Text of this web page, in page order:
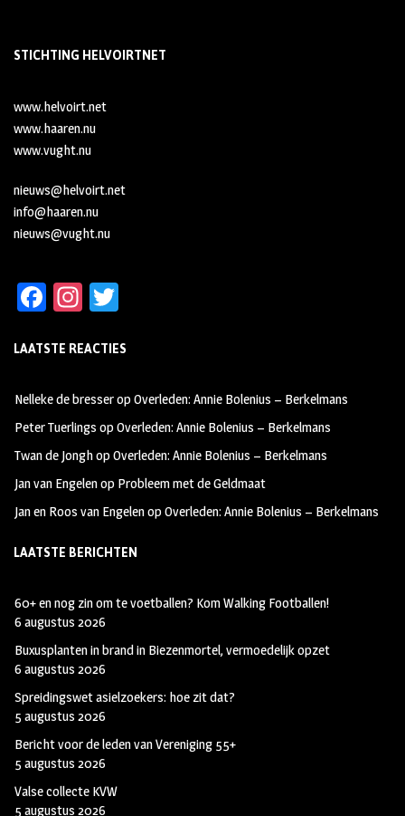
STICHTING HELVOIRTNET
www.helvoirt.net
www.haaren.nu
www.vught.nu
nieuws@helvoirt.net
info@haaren.nu
nieuws@vught.nu
Fa
b
oo
k
In
ag
m
tt
LAATSTE REACTIES
Nelleke de bresseropOverleden: Annie Bolenius – Berkelmans
Peter Tuerlings opOverleden: Annie Bolenius – Berkelmans
Twan de JonghopOverleden: Annie Bolenius – Berkelmans
Jan van Engelenop Probleem met de Geldmaat
Jan en Roos van EngelenopOverleden: Annie Bolenius – Berkelmans
LAATSTE BERICHTEN
60+ en nog zin om te voetballen? Kom Walking Footballen!
6 augustus 2026
Buxusplanten in brand in Biezenmortel, vermoedelijk opzet
6 augustus 2026
Spreidingswet asielzoekers: hoe zit dat?
5 augustus 2026
Bericht voor de leden van Vereniging 55+
5 augustus 2026
Valse collecte KVW
5 augustus 2026